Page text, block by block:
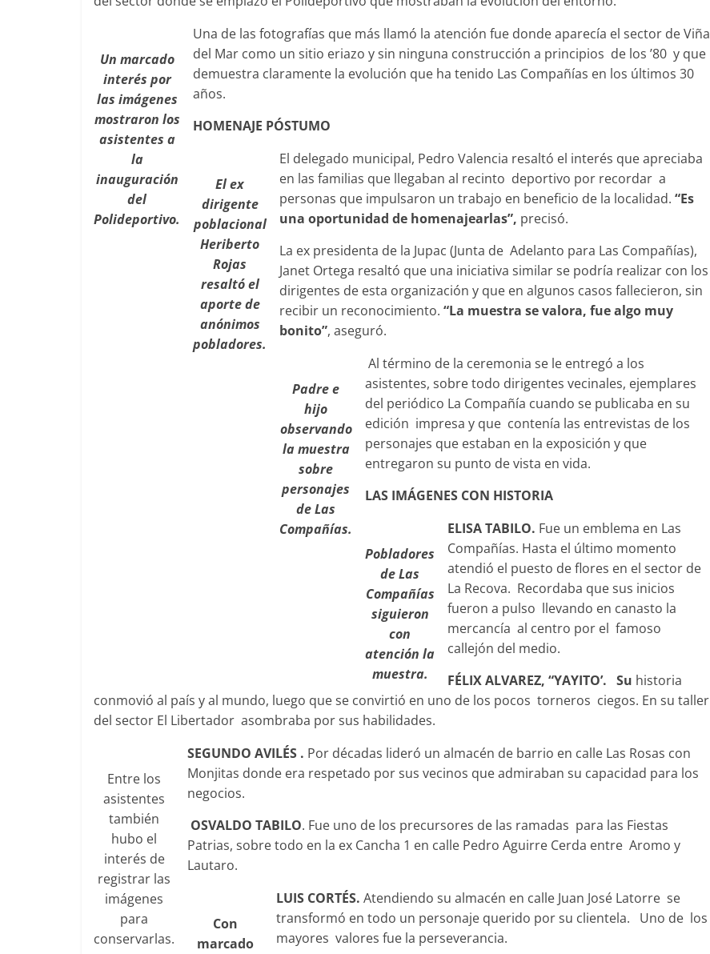
Un marcado
interés por
las imágenes
mostraron los
asistentes a
la
inauguración
del
Polideportivo.
Una de las fotografías que más llamó la atención fue donde aparecía el sector de Viña
del Mar como un sitio eriazo y sin ninguna construcción a principios de los ’80 y que
demuestra claramente la evolución que ha tenido Las Compañías en los últimos 30
años.
HOMENAJE PÓSTUMO
El ex
dirigente
poblacional
Heriberto
Rojas
resaltó el
aporte de
anónimos
pobladores.
El delegado municipal, Pedro Valencia resaltó el interés que apreciaba
en las familias que llegaban al recinto deportivo por recordar a
personas que impulsaron un trabajo en beneficio de la localidad. “Es
una oportunidad de homenajearlas”, precisó.
La ex presidenta de la Jupac (Junta de Adelanto para Las Compañías),
Janet Ortega resaltó que una iniciativa similar se podría realizar con los
dirigentes de esta organización y que en algunos casos fallecieron, sin
recibir un reconocimiento. “La muestra se valora, fue algo muy
bonito”, aseguró.
Padre e
hijo
observando
la muestra
sobre
personajes
de Las
Compañías.
Al término de la ceremonia se le entregó a los
asistentes, sobre todo dirigentes vecinales, ejemplares
del periódico La Compañía cuando se publicaba en su
edición impresa y que contenía las entrevistas de los
personajes que estaban en la exposición y que
entregaron su punto de vista en vida.
LAS IMÁGENES CON HISTORIA
Pobladores
de Las
Compañías
siguieron
con
atención la
muestra.
ELISA TABILO. Fue un emblema en Las
Compañías. Hasta el último momento
atendió el puesto de flores en el sector de
La Recova. Recordaba que sus inicios
fueron a pulso llevando en canasto la
mercancía al centro por el famoso
callejón del medio.
FÉLIX ALVAREZ, “YAYITO’. Su historia
conmovió al país y al mundo, luego que se convirtió en uno de los pocos torneros ciegos. En su taller
del sector El Libertador asombraba por sus habilidades.
Entre los
asistentes
también
hubo el
interés de
registrar las
imágenes
para
conservarlas.
SEGUNDO AVILÉS . Por décadas lideró un almacén de barrio en calle Las Rosas con
Monjitas donde era respetado por sus vecinos que admiraban su capacidad para los
negocios.
OSVALDO TABILO. Fue uno de los precursores de las ramadas para las Fiestas
Patrias, sobre todo en la ex Cancha 1 en calle Pedro Aguirre Cerda entre Aromo y
Lautaro.
Con
marcado
LUIS CORTÉS. Atendiendo su almacén en calle Juan José Latorre se
transformó en todo un personaje querido por su clientela. Uno de los
mayores valores fue la perseverancia.
Foco Vecinal